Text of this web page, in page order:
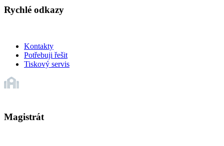
Rychlé odkazy
Kontakty
Potřebuji řešit
Tiskový servis
Magistrát